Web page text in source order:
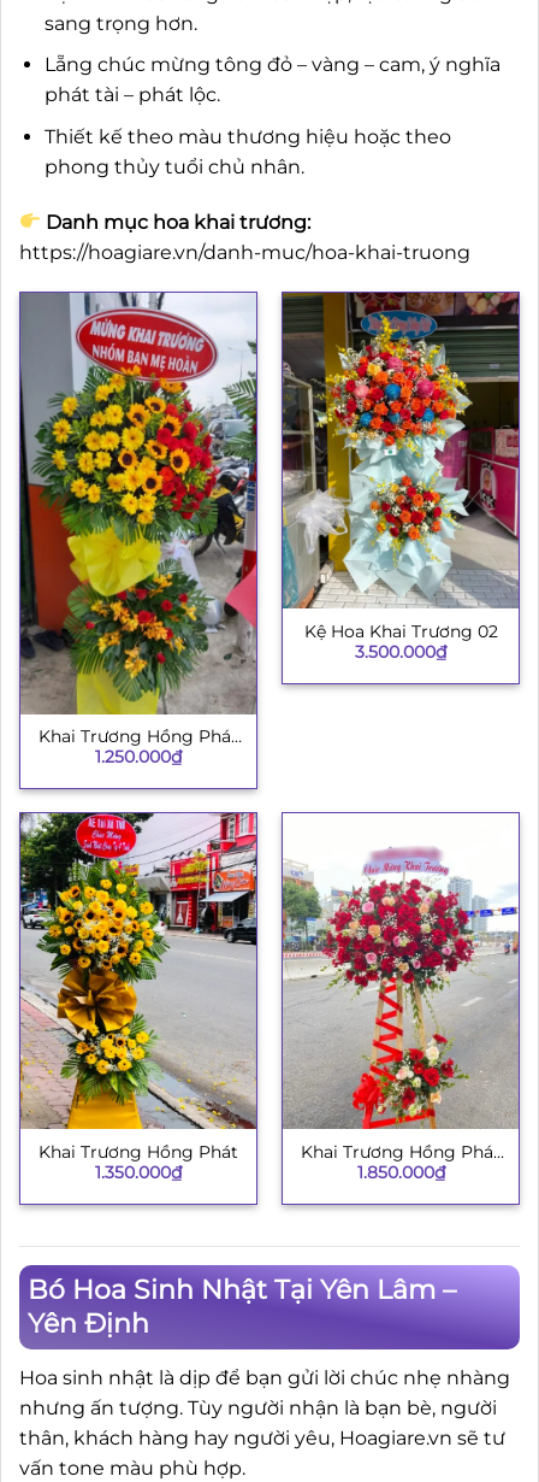
sang trọng hơn.
Lẵng chúc mừng tông đỏ – vàng – cam, ý nghĩa
phát tài – phát lộc.
Thiết kế theo màu thương hiệu hoặc theo
phong thủy tuổi chủ nhân.
Danh mục hoa khai trương:
https://hoagiare.vn/danh-muc/hoa-khai-truong
Khai Trương Hồng Phát
H008
1.250.000₫
Kệ Hoa Khai Trương 02
3.500.000₫
Khai Trương Hồng Phát
1.350.000₫
Khai Trương Hồng Phát
134
1.850.000₫
Bó Hoa Sinh Nhật Tại Yên Lâm –
Yên Định
Hoa sinh nhật là dịp để bạn gửi lời chúc nhẹ nhàng
nhưng ấn tượng. Tùy người nhận là bạn bè, người
thân, khách hàng hay người yêu, Hoagiare.vn sẽ tư
vấn tone màu phù hợp.